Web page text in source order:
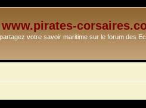
votre savoir maritime sur le forum des